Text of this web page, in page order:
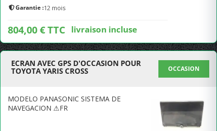
Garantie :12 mois
804,00 € TTC livraison incluse
ECRAN AVEC GPS D'OCCASION POUR
TOYOTA YARIS CROSS
OCCASION
MODELO PANASONIC SISTEMA DE
NAVEGACION ⚠FR